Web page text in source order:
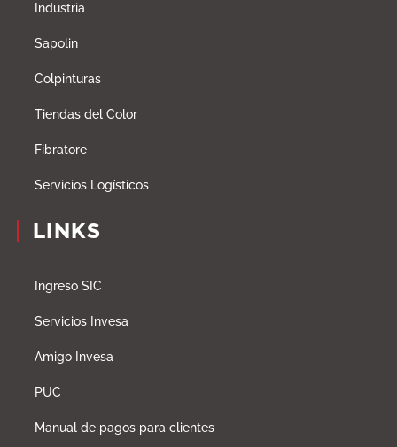
Industria
Sapolin
Colpinturas
Tiendas del Color
Fibratore
Servicios Logísticos
LINKS
Ingreso SIC
Servicios Invesa
Amigo Invesa
PUC
Manual de pagos para clientes